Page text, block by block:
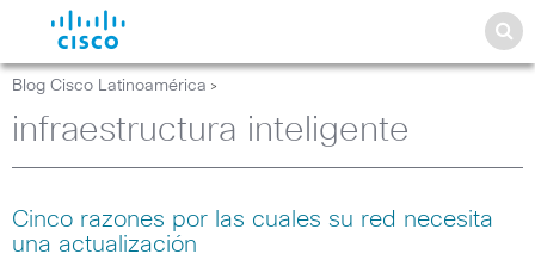
Blog Cisco Latinoamérica >
infraestructura inteligente
Cinco razones por las cuales su red necesita
una actualización